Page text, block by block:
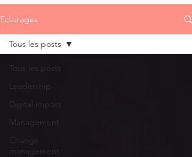
Eclairages
Tous les posts
Leadership
Digital impact
Management
Change
management
Tous les posts